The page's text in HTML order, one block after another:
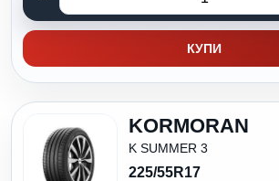
КУПИ
KORMORAN
K SUMMER 3
225/55R17